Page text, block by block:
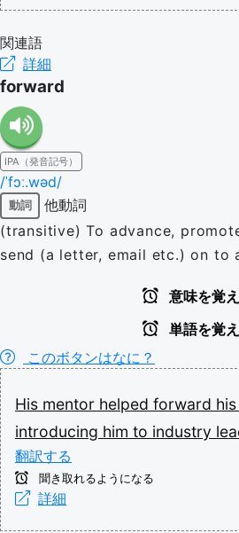
関連語
詳細
forward
IPA（発音記号）
/ˈfɔː.wəd/
動詞
他動詞
(transitive) To advance,
send (a letter, email etc.) on to
意味を覚
単語を覚
このボタンはなに？
His mentor helped forward his
introducing him to industry
翻訳する
聞き取れるようになる
詳細